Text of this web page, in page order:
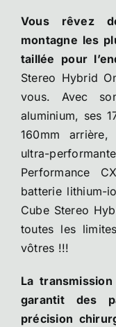
Vous rêvez
montagne les
taillée pour
Stereo Hybrid
vous. Avec
aluminium, ses
160mm
ultra-
Performance
batterie lithium-
Cube Stereo
toutes les
vôtres !!!
La
garantit des
précision